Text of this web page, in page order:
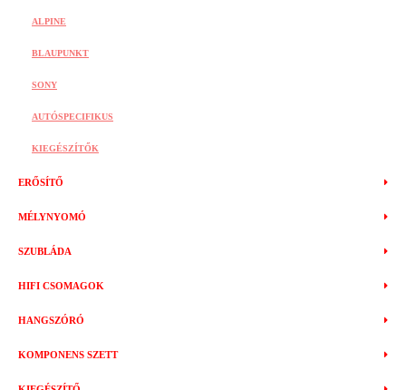
ALPINE
BLAUPUNKT
SONY
AUTÓSPECIFIKUS
KIEGÉSZÍTŐK
ERŐSÍTŐ
MÉLYNYOMÓ
SZUBLÁDA
HIFI CSOMAGOK
HANGSZÓRÓ
KOMPONENS SZETT